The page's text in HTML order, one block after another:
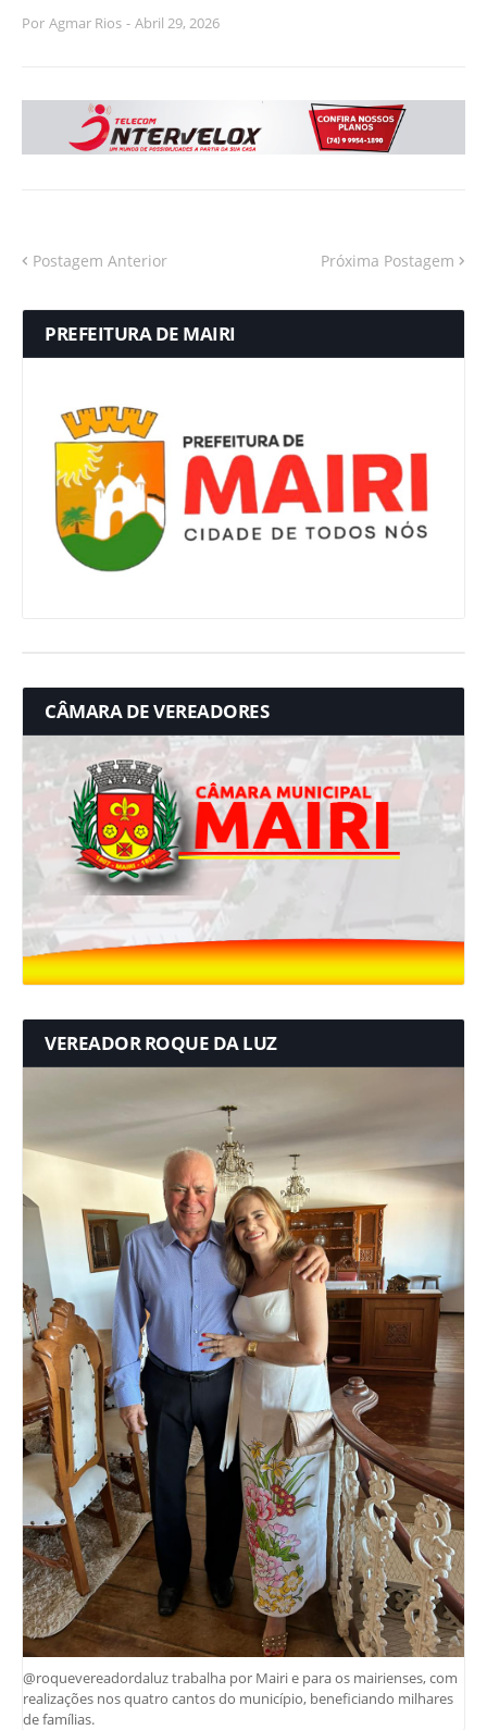
Por Agmar Rios - Abril 29, 2026
Postagem Anterior Próxima Postagem
PREFEITURA DE MAIRI
CÂMARA DE VEREADORES
VEREADOR ROQUE DA LUZ
@roquevereadordaluz trabalha por Mairi e para os mairienses, com
realizações nos quatro cantos do município, beneficiando milhares
de famílias.